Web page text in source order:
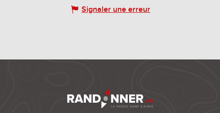
Signaler une erreur